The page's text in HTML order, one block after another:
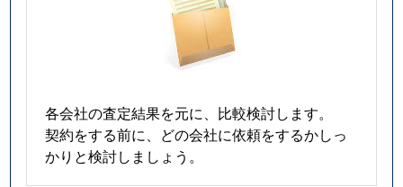
各会社の査定結果を元に、比較検討します。
契約をする前に、どの会社に依頼をするかしっ
かりと検討しましょう。